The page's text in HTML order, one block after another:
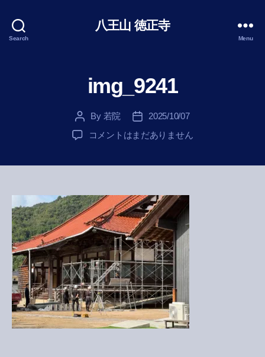
Search
八王山 徳正寺
Menu
img_9241
Post
author
By 若院
Post
date
2025/10/07
img_9241
コメントはまだありません